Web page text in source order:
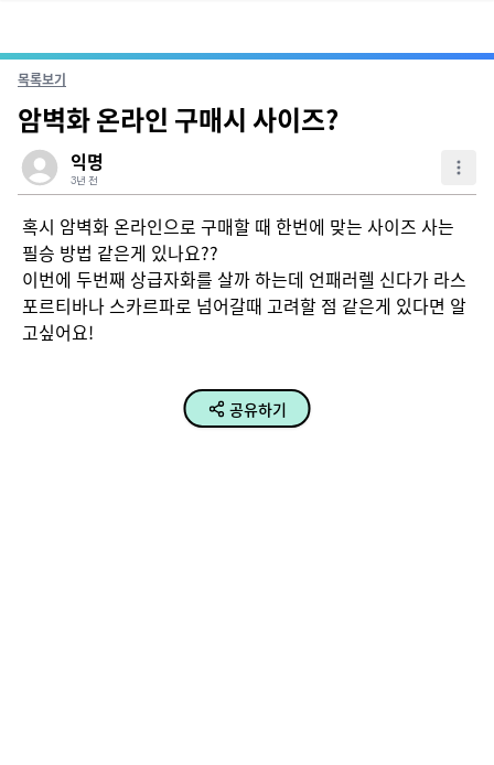
목록보기
암벽화 온라인 구매시 사이즈?
익명
3년 전
혹시 암벽화 온라인으로 구매할 때 한번에 맞는 사이즈 사는
필승 방법 같은게 있나요??
이번에 두번째 상급자화를 살까 하는데 언패러렐 신다가 라스
포르티바나 스카르파로 넘어갈때 고려할 점 같은게 있다면 알
고싶어요!
공유하기